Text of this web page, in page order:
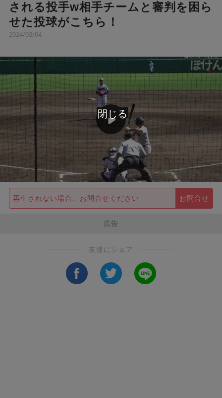
される投手w相手チームと審判を困ら
せた投球がこちら！
2024/03/04
再生されない場合、お問合せください お問合せ
広告
友達にシェア
閉じる